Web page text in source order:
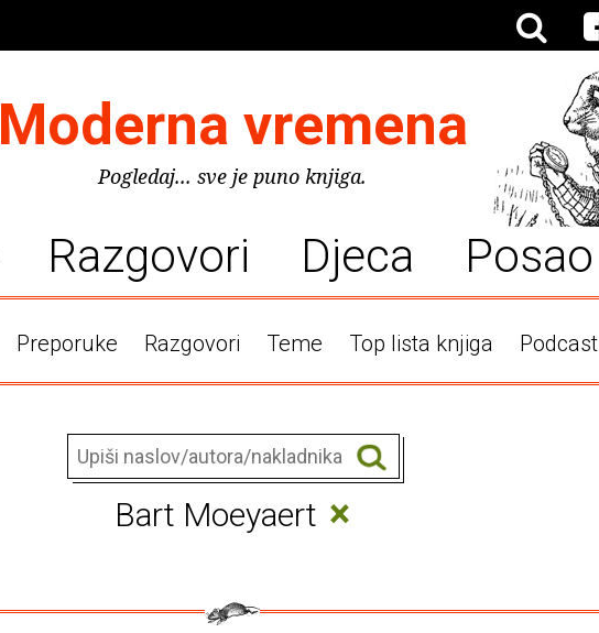
Moderna vremena
Pogledaj... sve je puno knjiga.
Razgovori Djeca Posao
Preporuke Razgovori Teme Top lista knjiga Podcast
Bart Moeyaert ×